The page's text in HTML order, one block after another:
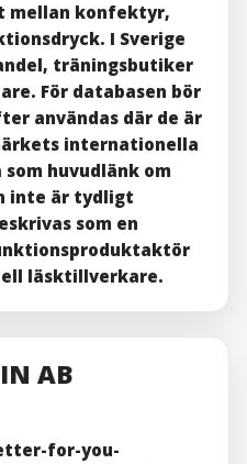
mellan konfektyr,
I Sverige
träningsbutiker
För databasen bör
användas där de är
internationella
huvudlänk om
inte är tydligt
som en
läsktillverkare.
AB
for-you-